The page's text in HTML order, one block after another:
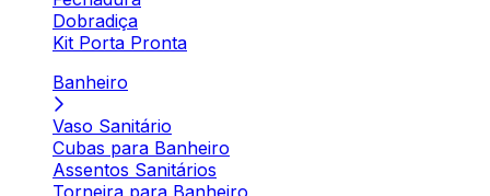
Dobradiça
Kit Porta Pronta
Banheiro
Vaso Sanitário
Cubas para Banheiro
Assentos Sanitários
Torneira para Banheiro